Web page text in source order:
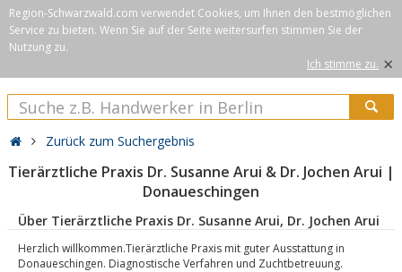
Region-Schwarzwald.com verwendet Cookies, um Ihnen den bestmöglichen
Service zu bieten. Wenn Sie auf der Seite weitersurfen stimmen Sie der
Nutzung zu.
Ich stimme zu. ×
Zurück zum Suchergebnis
Tierärztliche Praxis Dr. Susanne Arui & Dr. Jochen Arui |
Donaueschingen
Über Tierärztliche Praxis Dr. Susanne Arui, Dr. Jochen Arui
Herzlich willkommen.Tierärztliche Praxis mit guter Ausstattung in
Donaueschingen. Diagnostische Verfahren und Zuchtbetreuung.